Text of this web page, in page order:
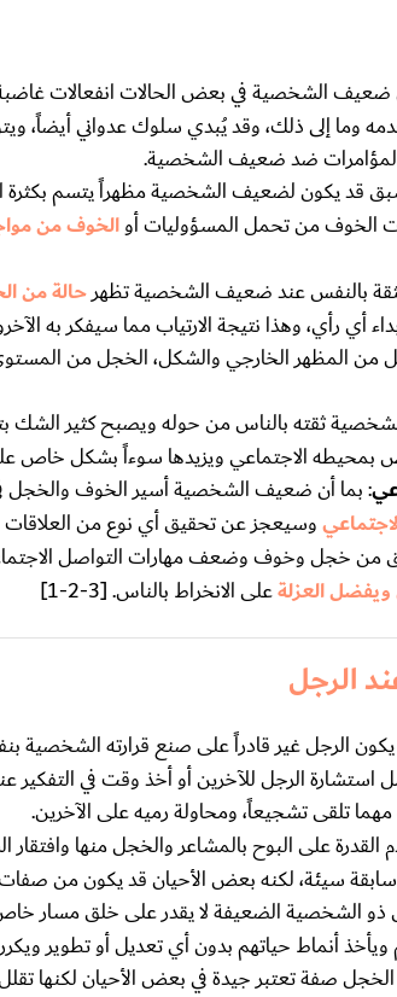
الشخصية في بعض الحالات انفعالات
إلى ذلك، وقد يُبدي سلوك عدواني أيضاً،
المؤامرات ضد ضعيف الشخصية.
يكون لضعيف الشخصية مظهراً يتسم بكثرة
الخوف من تحمل المسؤوليات أوالخوف من
بالنفس عند ضعيف الشخصية تظهرحالة من
أي رأي، وهذا نتيجة الارتياب مما سيفكر به
من المظهر الخارجي والشكل، الخجل من
ثقته بالناس من حوله ويصبح كثير الشك
الاجتماعي ويزيدها سوءاً بشكل خاص على
: بما أن ضعيف الشخصية أسير الخوف والخجل في
وسيعجز عن تحقيق أي نوع من العلاقات
من خجل وخوف وضعف مهارات التواصل
العزلةعلى الانخراط بالناس. [3-2-1]
الرجل
الرجل غير قادراً على صنع قرارته الشخصية
الرجل للآخرين أو أخذ وقت في التفكير
مهما تلقى تشجيعاً، ومحاولة رميه على الآخرين.
على البوح بالمشاعر والخجل منها وافتقار
سيئة، لكنه بعض الأحيان قد يكون من
ذو الشخصية الضعيفة لا يقدر على خلق مسار
أنماط حياتهم بدون أي تعديل أو تطوير
صفة تعتبر جيدة في بعض الأحيان لكنها